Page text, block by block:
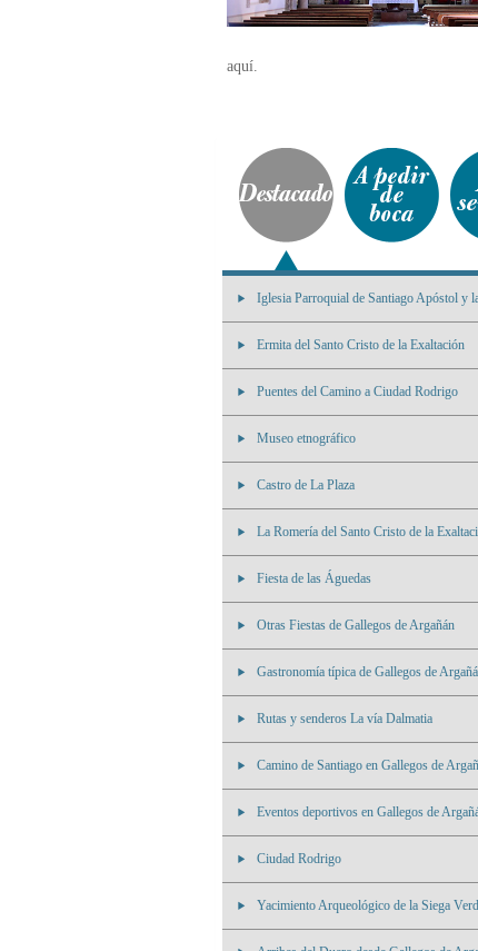
aquí.
Iglesia Parroquial de Santiago Apóstol y
Ermita del Santo Cristo de la Exaltación
Puentes del Camino a Ciudad Rodrigo
Museo etnográfico
Castro de La Plaza
La Romería del Santo Cristo de la
Fiesta de las Águedas
Otras Fiestas de Gallegos de Argañán
Gastronomía típica de Gallegos de
Rutas y senderos La vía Dalmatia
Camino de Santiago en Gallegos de
Eventos deportivos en Gallegos de
Ciudad Rodrigo
Yacimiento Arqueológico de la Siega